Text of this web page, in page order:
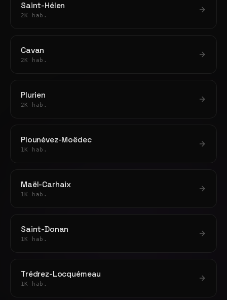
Saint-Hélen
2K hab.
Cavan
2K hab.
Plurien
2K hab.
Plounévez-Moëdec
1K hab.
Maël-Carhaix
1K hab.
Saint-Donan
1K hab.
Trédrez-Locquémeau
1K hab.